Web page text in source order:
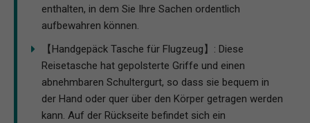
enthalten, in dem Sie Ihre Sachen ordentlich
aufbewahren können.
【Handgepäck Tasche für Flugzeug】: Diese
Reisetasche hat gepolsterte Griffe und einen
abnehmbaren Schultergurt, so dass sie bequem in
der Hand oder quer über den Körper getragen werden
kann. Auf der Rückseite befindet sich ein